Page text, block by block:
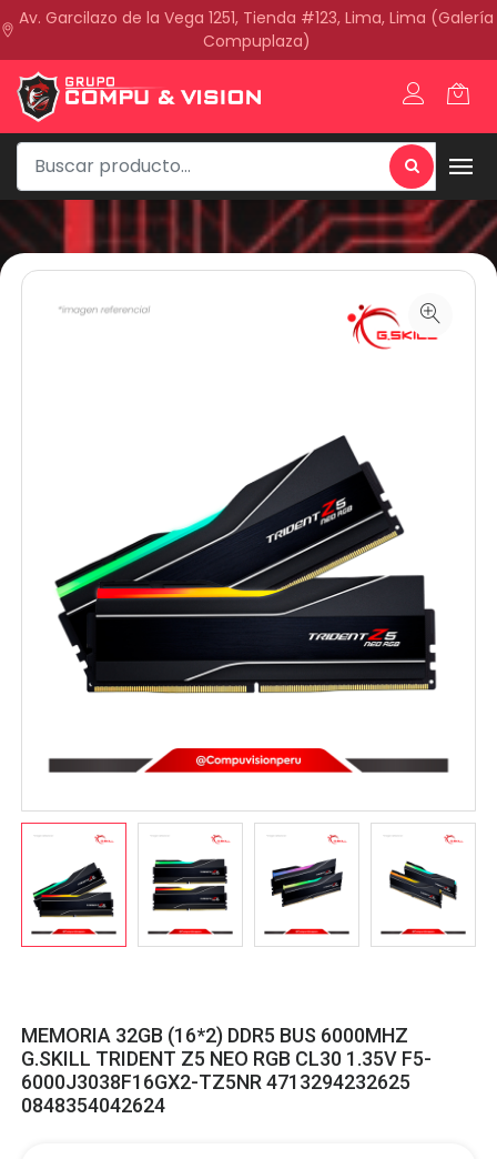
Av. Garcilazo de la Vega 1251, Tienda #123, Lima, Lima (Galería
Compuplaza)
MEMORIA 32GB (16*2) DDR5 BUS 6000MHZ
G.SKILL TRIDENT Z5 NEO RGB CL30 1.35V F5-
6000J3038F16GX2-TZ5NR 4713294232625
0848354042624